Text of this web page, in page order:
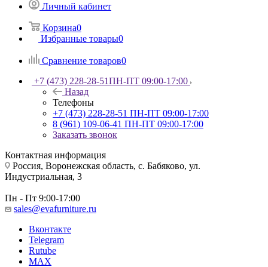
Личный кабинет
Корзина0
Избранные товары0
Сравнение товаров0
+7 (473) 228-28-51ПН-ПТ 09:00-17:00
Назад
Телефоны
+7 (473) 228-28-51 ПН-ПТ 09:00-17:00
8 (961) 109-06-41 ПН-ПТ 09:00-17:00
Заказать звонок
Контактная информация
Россия, Воронежская область, с. Бабяково, ул.
Индустриальная, 3
Пн - Пт 9:00-17:00
sales@evafurniture.ru
Вконтакте
Telegram
Rutube
MAX